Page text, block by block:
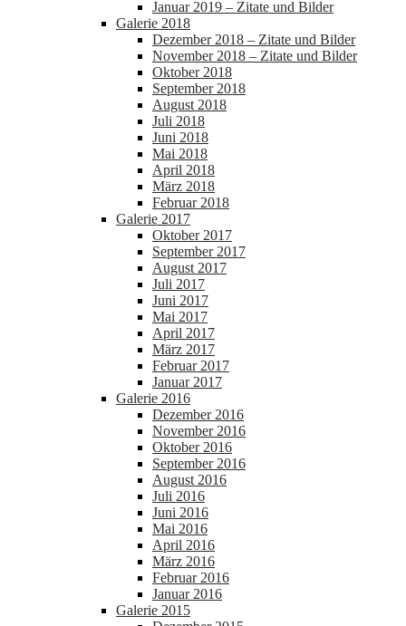
Januar 2019 – Zitate und Bilder
Galerie 2018
Dezember 2018 – Zitate und Bilder
November 2018 – Zitate und Bilder
Oktober 2018
September 2018
August 2018
Juli 2018
Juni 2018
Mai 2018
April 2018
März 2018
Februar 2018
Galerie 2017
Oktober 2017
September 2017
August 2017
Juli 2017
Juni 2017
Mai 2017
April 2017
März 2017
Februar 2017
Januar 2017
Galerie 2016
Dezember 2016
November 2016
Oktober 2016
September 2016
August 2016
Juli 2016
Juni 2016
Mai 2016
April 2016
März 2016
Februar 2016
Januar 2016
Galerie 2015